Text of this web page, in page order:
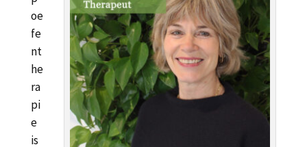
oe
fe
nt
he
ra
pi
e
is